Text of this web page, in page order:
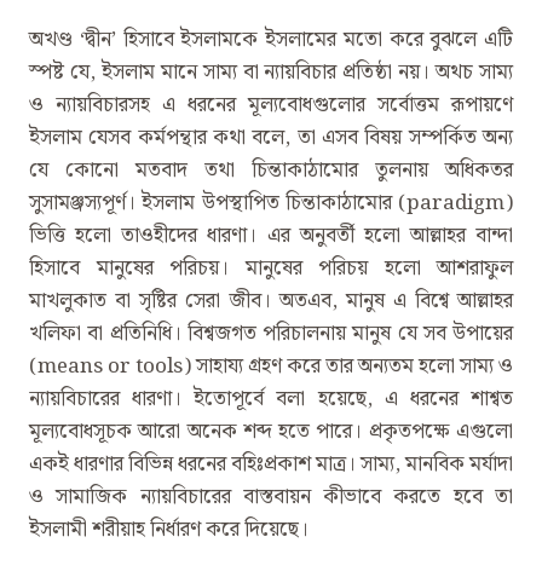
অখণ্ড ‘দ্বীন’ হিসাবে ইসলামকে ইসলামের মতো করে বুঝলে এটি
স্পষ্ট যে, ইসলাম মানে সাম্য বা ন্যায়বিচার প্রতিষ্ঠা নয়। অথচ সাম্য
ও ন্যায়বিচারসহ এ ধরনের মূল্যবোধগুলোর সর্বোত্তম রূপায়ণে
ইসলাম যেসব কর্মপন্থার কথা বলে, তা এসব বিষয় সম্পর্কিত অন্য
যে কোনো মতবাদ তথা চিন্তাকাঠামোর তুলনায় অধিকতর
সুসামঞ্জস্যপূর্ণ। ইসলাম উপস্থাপিত চিন্তাকাঠামোর (paradigm)
ভিত্তি হলো তাওহীদের ধারণা। এর অনুবর্তী হলো আল্লাহর বান্দা
হিসাবে মানুষের পরিচয়। মানুষের পরিচয় হলো আশরাফুল
মাখলুকাত বা সৃষ্টির সেরা জীব। অতএব, মানুষ এ বিশ্বে আল্লাহর
খলিফা বা প্রতিনিধি। বিশ্বজগত পরিচালনায় মানুষ যে সব উপায়ের
(means or tools) সাহায্য গ্রহণ করে তার অন্যতম হলো সাম্য ও
ন্যায়বিচারের ধারণা। ইতোপূর্বে বলা হয়েছে, এ ধরনের শাশ্বত
মূল্যবোধসূচক আরো অনেক শব্দ হতে পারে। প্রকৃতপক্ষে এগুলো
একই ধারণার বিভিন্ন ধরনের বহিঃপ্রকাশ মাত্র। সাম্য, মানবিক মর্যাদা
ও সামাজিক ন্যায়বিচারের বাস্তবায়ন কীভাবে করতে হবে তা
ইসলামী শরীয়াহ নির্ধারণ করে দিয়েছে।